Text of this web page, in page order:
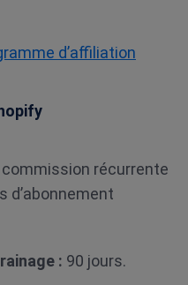
d’affiliation
commission récurrente
d’abonnement
: 90 jours.